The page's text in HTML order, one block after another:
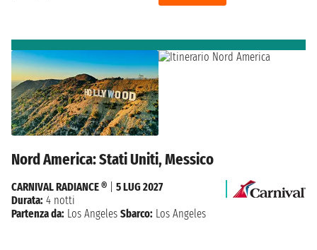
Nord America: Stati Uniti, Messico
CARNIVAL RADIANCE ®
5 LUG 2027
Durata: 4 notti
Partenza da: Los Angeles Sbarco: Los Angeles